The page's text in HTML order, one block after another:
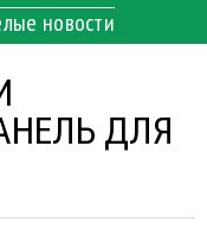
новости
ДЛЯ